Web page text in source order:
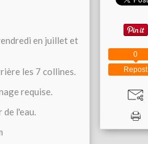
en juillet et
les 7 collines.
requise.
l'eau.
Repost
0